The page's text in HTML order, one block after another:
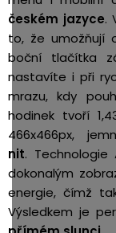
českém jazyce.
to, že umožňují
boční tlačítka
nastavíte i při
mrazu, kdy
hodinek tvoří
466x466px,
nit. Technologie
dokonalým
energie, čímž
Výsledkem je